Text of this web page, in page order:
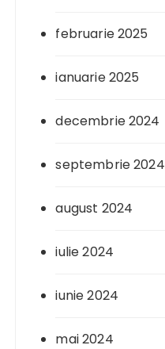
februarie 2025
ianuarie 2025
decembrie 2024
septembrie 2024
august 2024
iulie 2024
iunie 2024
mai 2024